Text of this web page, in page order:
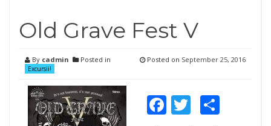
Old Grave Fest V
By cadmin Posted in
Excursii!
Posted on September 25, 2016
Facebook
TwitterShare